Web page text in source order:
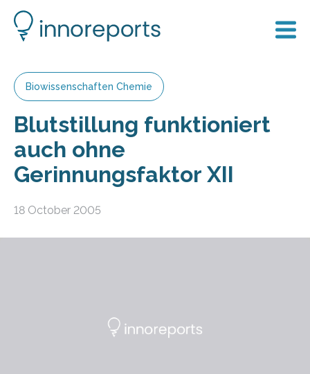
Biowissenschaften Chemie
Blutstillung funktioniert
auch ohne
Gerinnungsfaktor XII
18 October 2005